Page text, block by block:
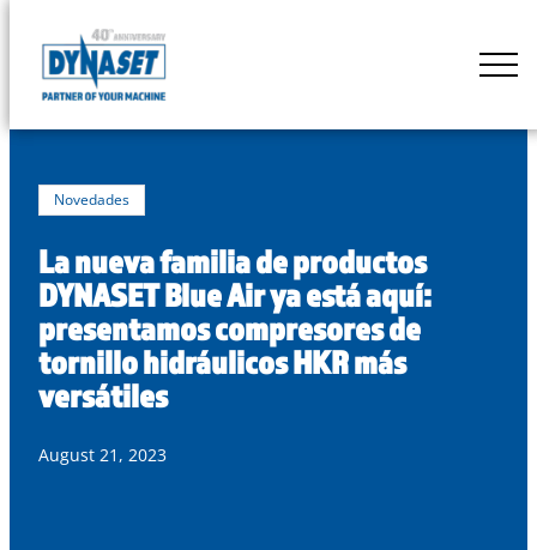
content
DYNASET
Novedades
La nueva familia de productos
DYNASET Blue Air ya está aquí:
presentamos compresores de
tornillo hidráulicos HKR más
versátiles
August 21, 2023